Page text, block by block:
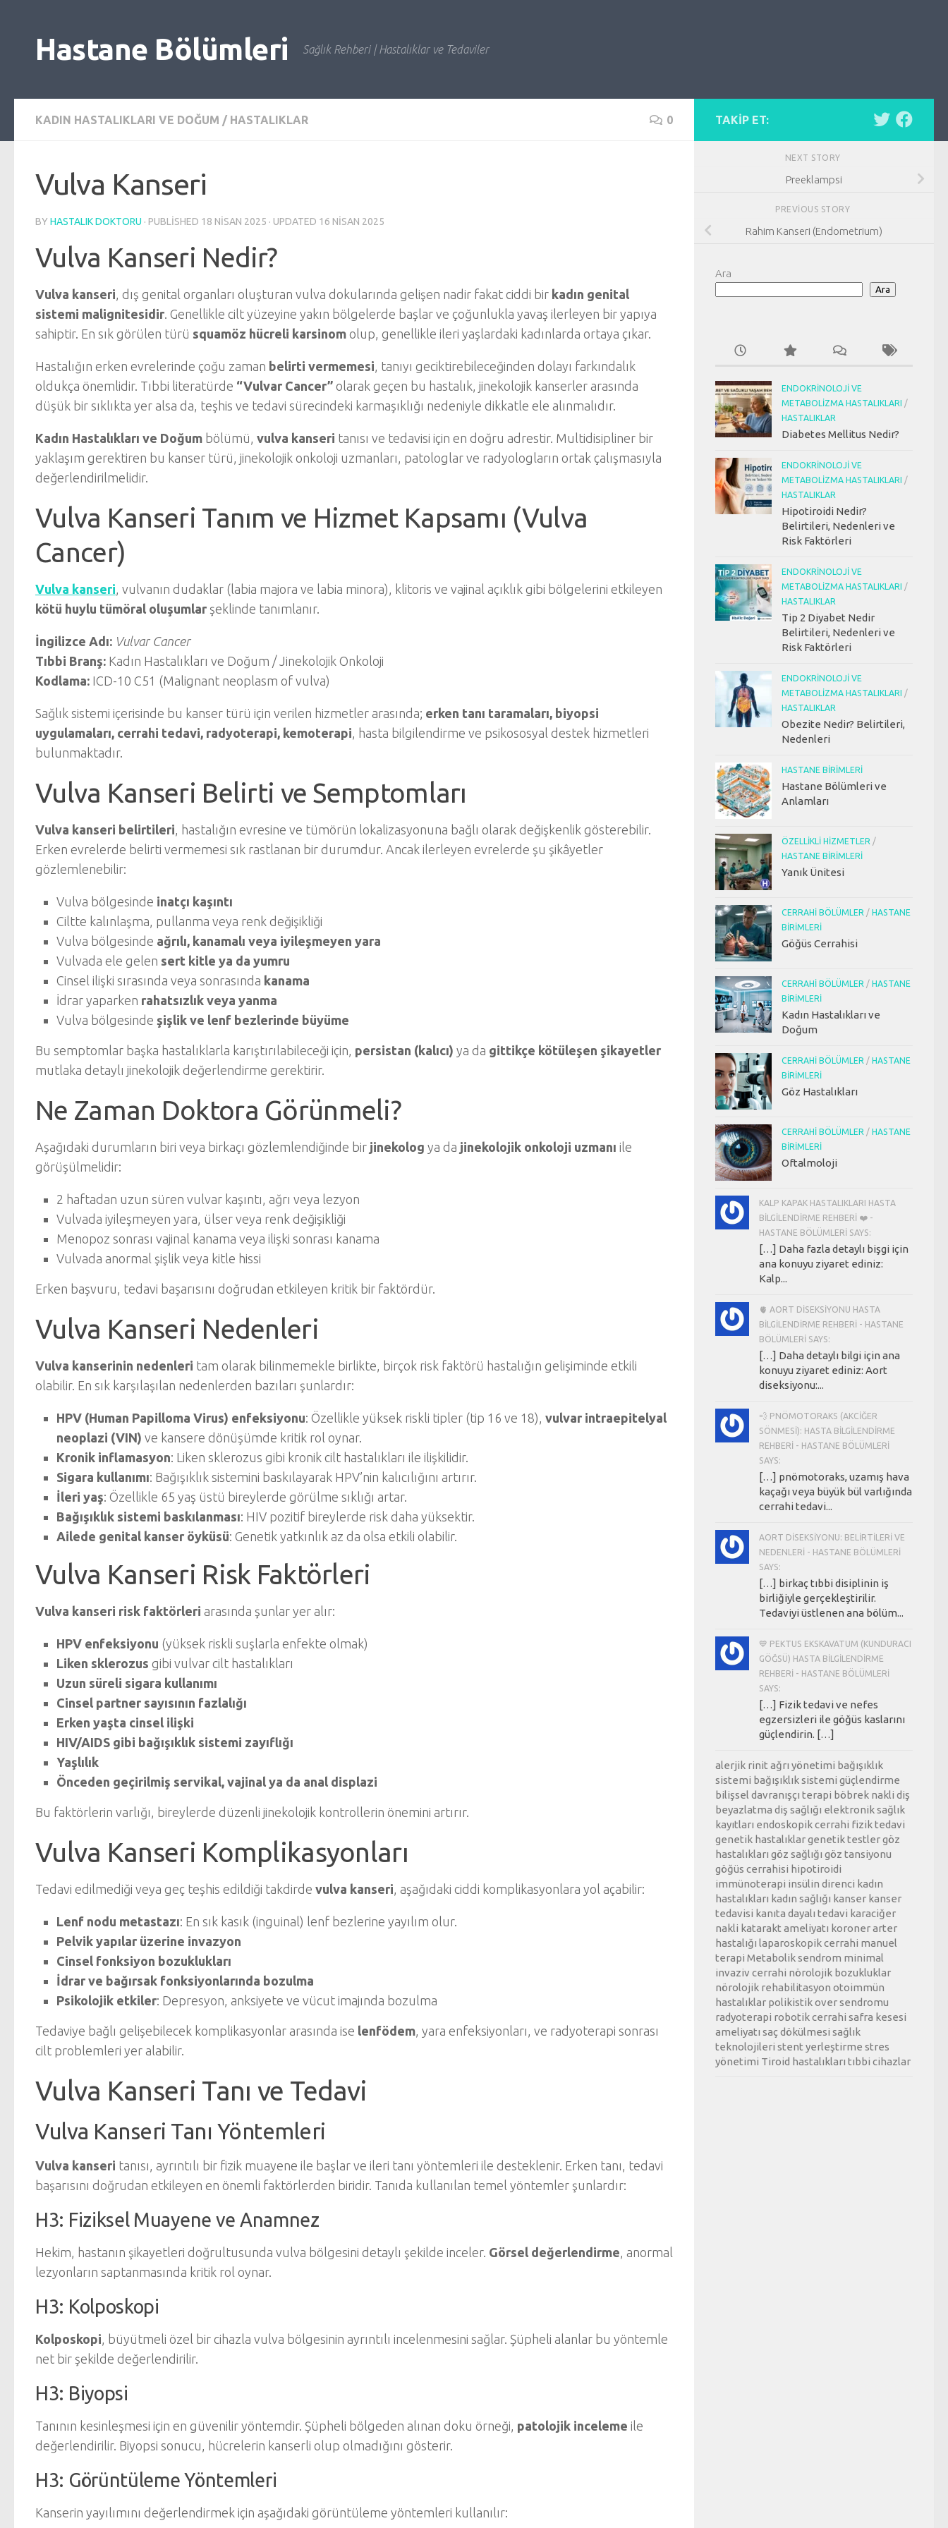
Hastane Bölümleri Sağlık Rehberi | Hastalıklar ve Tedaviler
KADIN HASTALIKLARI VE DOĞUM / HASTALIKLAR 0
Vulva Kanseri
BY HASTALIK DOKTORU · PUBLISHED 18 NISAN 2025 · UPDATED 16 NISAN 2025
Vulva Kanseri Nedir?
Vulva kanseri, dış genital organları oluşturan vulva dokularında gelişen nadir fakat ciddi bir kadın genital
sistemi malignitesidir. Genellikle cilt yüzeyine yakın bölgelerde başlar ve çoğunlukla yavaş ilerleyen bir yapıya
sahiptir. En sık görülen türü squamöz hücreli karsinom olup, genellikle ileri yaşlardaki kadınlarda ortaya çıkar.
Hastalığın erken evrelerinde çoğu zaman belirti vermemesi, tanıyı geciktirebileceğinden dolayı farkındalık
oldukça önemlidir. Tıbbi literatürde “Vulvar Cancer” olarak geçen bu hastalık, jinekolojik kanserler arasında
düşük bir sıklıkta yer alsa da, teşhis ve tedavi sürecindeki karmaşıklığı nedeniyle dikkatle ele alınmalıdır.
Kadın Hastalıkları ve Doğum bölümü, vulva kanseri tanısı ve tedavisi için en doğru adrestir. Multidisipliner bir
yaklaşım gerektiren bu kanser türü, jinekolojik onkoloji uzmanları, patologlar ve radyologların ortak çalışmasıyla
değerlendirilmelidir.
Vulva Kanseri Tanım ve Hizmet Kapsamı (Vulva
Cancer)
Vulva kanseri, vulvanın dudaklar (labia majora ve labia minora), klitoris ve vajinal açıklık gibi bölgelerini etkileyen
kötü huylu tümöral oluşumlar şeklinde tanımlanır.
İngilizce Adı: Vulvar Cancer
Tıbbi Branş: Kadın Hastalıkları ve Doğum / Jinekolojik Onkoloji
Kodlama: ICD-10 C51 (Malignant neoplasm of vulva)
Sağlık sistemi içerisinde bu kanser türü için verilen hizmetler arasında; erken tanı taramaları, biyopsi
uygulamaları, cerrahi tedavi, radyoterapi, kemoterapi, hasta bilgilendirme ve psikososyal destek hizmetleri
bulunmaktadır.
Vulva Kanseri Belirti ve Semptomları
Vulva kanseri belirtileri, hastalığın evresine ve tümörün lokalizasyonuna bağlı olarak değişkenlik gösterebilir.
Erken evrelerde belirti vermemesi sık rastlanan bir durumdur. Ancak ilerleyen evrelerde şu şikâyetler
gözlemlenebilir:
Vulva bölgesinde inatçı kaşıntı
Ciltte kalınlaşma, pullanma veya renk değişikliği
Vulva bölgesinde ağrılı, kanamalı veya iyileşmeyen yara
Vulvada ele gelen sert kitle ya da yumru
Cinsel ilişki sırasında veya sonrasında kanama
İdrar yaparken rahatsızlık veya yanma
Vulva bölgesinde şişlik ve lenf bezlerinde büyüme
Bu semptomlar başka hastalıklarla karıştırılabileceği için, persistan (kalıcı) ya da gittikçe kötüleşen şikayetler
mutlaka detaylı jinekolojik değerlendirme gerektirir.
Ne Zaman Doktora Görünmeli?
Aşağıdaki durumların biri veya birkaçı gözlemlendiğinde bir jinekolog ya da jinekolojik onkoloji uzmanı ile
görüşülmelidir:
2 haftadan uzun süren vulvar kaşıntı, ağrı veya lezyon
Vulvada iyileşmeyen yara, ülser veya renk değişikliği
Menopoz sonrası vajinal kanama veya ilişki sonrası kanama
Vulvada anormal şişlik veya kitle hissi
Erken başvuru, tedavi başarısını doğrudan etkileyen kritik bir faktördür.
Vulva Kanseri Nedenleri
Vulva kanserinin nedenleri tam olarak bilinmemekle birlikte, birçok risk faktörü hastalığın gelişiminde etkili
olabilir. En sık karşılaşılan nedenlerden bazıları şunlardır:
HPV (Human Papilloma Virus) enfeksiyonu: Özellikle yüksek riskli tipler (tip 16 ve 18), vulvar intraepitelyal
neoplazi (VIN) ve kansere dönüşümde kritik rol oynar.
Kronik inflamasyon: Liken sklerozus gibi kronik cilt hastalıkları ile ilişkilidir.
Sigara kullanımı: Bağışıklık sistemini baskılayarak HPV’nin kalıcılığını artırır.
İleri yaş: Özellikle 65 yaş üstü bireylerde görülme sıklığı artar.
Bağışıklık sistemi baskılanması: HIV pozitif bireylerde risk daha yüksektir.
Ailede genital kanser öyküsü: Genetik yatkınlık az da olsa etkili olabilir.
Vulva Kanseri Risk Faktörleri
Vulva kanseri risk faktörleri arasında şunlar yer alır:
HPV enfeksiyonu (yüksek riskli suşlarla enfekte olmak)
Liken sklerozus gibi vulvar cilt hastalıkları
Uzun süreli sigara kullanımı
Cinsel partner sayısının fazlalığı
Erken yaşta cinsel ilişki
HIV/AIDS gibi bağışıklık sistemi zayıflığı
Yaşlılık
Önceden geçirilmiş servikal, vajinal ya da anal displazi
Bu faktörlerin varlığı, bireylerde düzenli jinekolojik kontrollerin önemini artırır.
Vulva Kanseri Komplikasyonları
Tedavi edilmediği veya geç teşhis edildiği takdirde vulva kanseri, aşağıdaki ciddi komplikasyonlara yol açabilir:
Lenf nodu metastazı: En sık kasık (inguinal) lenf bezlerine yayılım olur.
Pelvik yapılar üzerine invazyon
Cinsel fonksiyon bozuklukları
İdrar ve bağırsak fonksiyonlarında bozulma
Psikolojik etkiler: Depresyon, anksiyete ve vücut imajında bozulma
Tedaviye bağlı gelişebilecek komplikasyonlar arasında ise lenfödem, yara enfeksiyonları, ve radyoterapi sonrası
cilt problemleri yer alabilir.
Vulva Kanseri Tanı ve Tedavi
Vulva Kanseri Tanı Yöntemleri
Vulva kanseri tanısı, ayrıntılı bir fizik muayene ile başlar ve ileri tanı yöntemleri ile desteklenir. Erken tanı, tedavi
başarısını doğrudan etkileyen en önemli faktörlerden biridir. Tanıda kullanılan temel yöntemler şunlardır:
H3: Fiziksel Muayene ve Anamnez
Hekim, hastanın şikayetleri doğrultusunda vulva bölgesini detaylı şekilde inceler. Görsel değerlendirme, anormal
lezyonların saptanmasında kritik rol oynar.
H3: Kolposkopi
Kolposkopi, büyütmeli özel bir cihazla vulva bölgesinin ayrıntılı incelenmesini sağlar. Şüpheli alanlar bu yöntemle
net bir şekilde değerlendirilir.
H3: Biyopsi
Tanının kesinleşmesi için en güvenilir yöntemdir. Şüpheli bölgeden alınan doku örneği, patolojik inceleme ile
değerlendirilir. Biyopsi sonucu, hücrelerin kanserli olup olmadığını gösterir.
H3: Görüntüleme Yöntemleri
Kanserin yayılımını değerlendirmek için aşağıdaki görüntüleme yöntemleri kullanılır:
TAKIP ET:
NEXT STORY
Preeklampsi
PREVIOUS STORY
Rahim Kanseri (Endometrium)
Ara
Ara
ENDOKRINOLOJI VE
METABOLIZMA HASTALIKLARI /
HASTALIKLAR
Diabetes Mellitus Nedir?
ENDOKRINOLOJI VE
METABOLIZMA HASTALIKLARI /
HASTALIKLAR
Hipotiroidi Nedir?
Belirtileri, Nedenleri ve
Risk Faktörleri
ENDOKRINOLOJI VE
METABOLIZMA HASTALIKLARI /
HASTALIKLAR
Tip 2 Diyabet Nedir
Belirtileri, Nedenleri ve
Risk Faktörleri
ENDOKRINOLOJI VE
METABOLIZMA HASTALIKLARI /
HASTALIKLAR
Obezite Nedir? Belirtileri,
Nedenleri
HASTANE BIRIMLERI
Hastane Bölümleri ve
Anlamları
ÖZELLIKLI HIZMETLER /
HASTANE BIRIMLERI
Yanık Ünitesi
CERRAHI BÖLÜMLER / HASTANE
BIRIMLERI
Göğüs Cerrahisi
CERRAHI BÖLÜMLER / HASTANE
BIRIMLERI
Kadın Hastalıkları ve
Doğum
CERRAHI BÖLÜMLER / HASTANE
BIRIMLERI
Göz Hastalıkları
CERRAHI BÖLÜMLER / HASTANE
BIRIMLERI
Oftalmoloji
KALP KAPAK HASTALIKLARI HASTA
BILGILENDIRME REHBERI ❤️ -
HASTANE BÖLÜMLERI SAYS:
[…] Daha fazla detaylı bişgi için
ana konuyu ziyaret ediniz:
Kalp...
🫀 AORT DISEKSIYONU HASTA
BILGILENDIRME REHBERI - HASTANE
BÖLÜMLERI SAYS:
[…] Daha detaylı bilgi için ana
konuyu ziyaret ediniz: Aort
diseksiyonu:...
💨 PNÖMOTORAKS (AKCIĞER
SÖNMESI): HASTA BILGILENDIRME
REHBERI - HASTANE BÖLÜMLERI
SAYS:
[…] pnömotoraks, uzamış hava
kaçağı veya büyük bül varlığında
cerrahi tedavi...
AORT DISEKSIYONU: BELIRTILERI VE
NEDENLERI - HASTANE BÖLÜMLERI
SAYS:
[…] birkaç tıbbi disiplinin iş
birliğiyle gerçekleştirilir.
Tedaviyi üstlenen ana bölüm...
💙 PEKTUS EKSKAVATUM (KUNDURACI
GÖĞSÜ) HASTA BILGILENDIRME
REHBERI - HASTANE BÖLÜMLERI
SAYS:
[…] Fizik tedavi ve nefes
egzersizleri ile göğüs kaslarını
güçlendirin. […]
alerjik rinit ağrı yönetimi bağışıklık
sistemi bağışıklık sistemi güçlendirme
bilişsel davranışçı terapi böbrek nakli diş
beyazlatma diş sağlığı elektronik sağlık
kayıtları endoskopik cerrahi fizik tedavi
genetik hastalıklargenetik testlergöz
hastalıkları göz sağlığı göz tansiyonu
göğüs cerrahisi hipotiroidi
immünoterapi insülin direnci kadın
hastalıkları kadın sağlığı kanser kanser
tedavisi kanıta dayalı tedavi karaciğer
nakli katarakt ameliyatı koroner arter
hastalığı laparoskopik cerrahi manuel
terapi Metabolik sendrom minimal
invaziv cerrahi nörolojik bozukluklar
nörolojik rehabilitasyon otoimmün
hastalıklar polikistik over sendromu
radyoterapi robotik cerrahi safra kesesi
ameliyatı saç dökülmesi sağlık
teknolojileri stent yerleştirme stres
yönetimi Tiroid hastalıkları tıbbi cihazlar